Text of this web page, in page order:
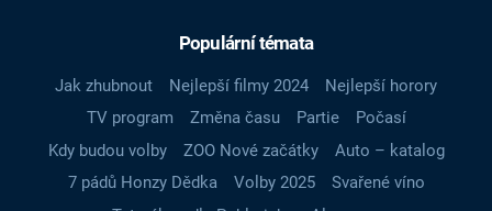
Populární témata
Jak zhubnout Nejlepší filmy 2024
Nejlepší horory
TV program
Změna času Partie
Počasí
Kdy budou volby
ZOO Nové začátky
Auto – katalog
7 pádů Honzy Dědka
Volby 2025
Svařené víno